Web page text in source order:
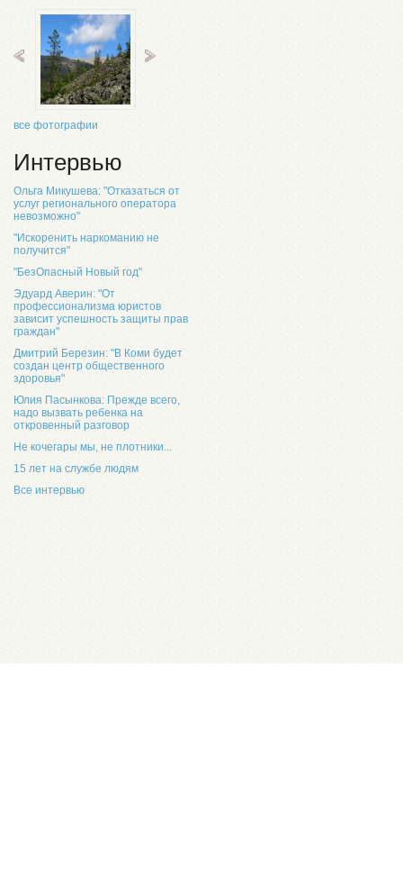
все фотографии
Интервью
Ольга Микушева: "Отказаться от
услуг регионального оператора
невозможно"
"Искоренить наркоманию не
получится"
"БезОпасный Новый год"
Эдуард Аверин: "От
профессионализма юристов
зависит успешность защиты прав
граждан"
Дмитрий Березин: "В Коми будет
создан центр общественного
здоровья"
Юлия Пасынкова: Прежде всего,
надо вызвать ребенка на
откровенный разговор
Не кочегары мы, не плотники...
15 лет на службе людям
Все интервью